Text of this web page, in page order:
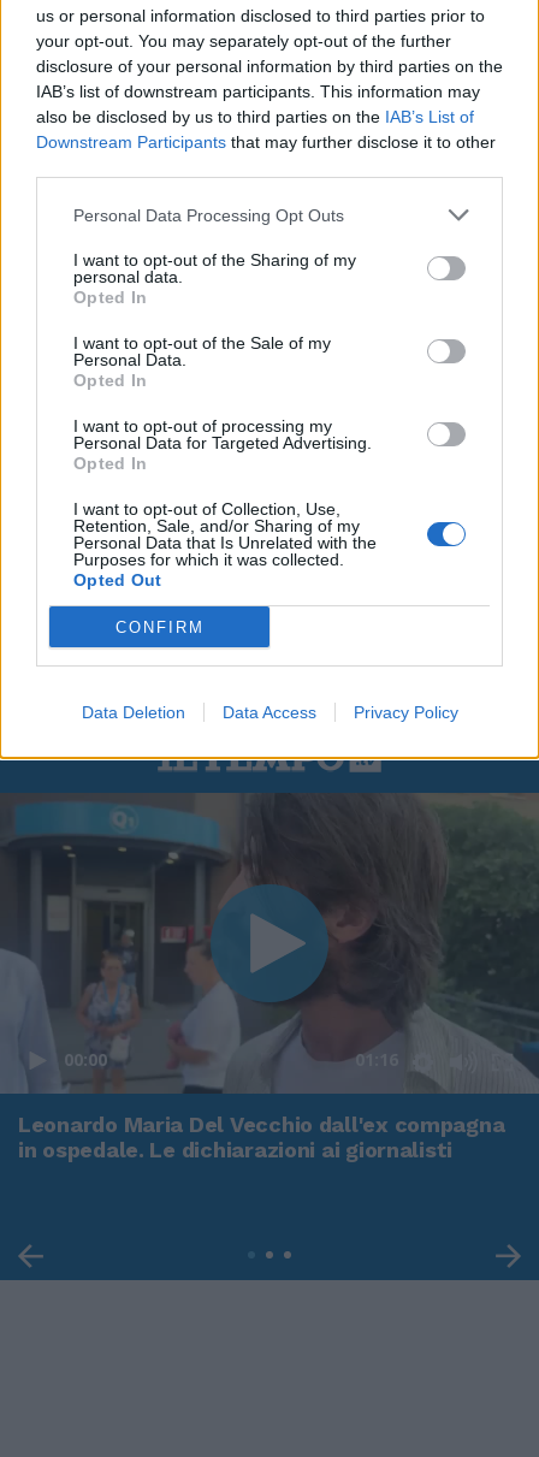
us or personal information disclosed to third parties prior to
your opt-out. You may separately opt-out of the further
disclosure of your personal information by third parties on the
IAB’s list of downstream participants. This information may
also be disclosed by us to third parties on the IAB’s List of
Downstream Participants that may further disclose it to other
Personal Data Processing Opt Outs
I want to opt-out of the Sharing of my
personal data.
Opted In
I want to opt-out of the Sale of my
Personal Data.
Opted In
I want to opt-out of processing my
Personal Data for Targeted Advertising.
Opted In
I want to opt-out of Collection, Use,
Retention, Sale, and/or Sharing of my
Personal Data that Is Unrelated with the
Purposes for which it was collected.
Opted Out
CONFIRM
Data Deletion Data Access Privacy Policy
00:00 01:16
Leonardo Maria Del Vecchio dall'ex compagna
in ospedale. Le dichiarazioni ai giornalisti